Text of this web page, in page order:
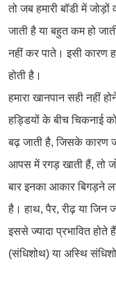
तो जब हमारी बॉडी में
जाती है या बहुत कम हो
नहीं कर पाते। इसी कारण
होती है।
हमारा खानपान सही नहीं
हड्डियों के बीच चिकनाई
बढ़ जाती है, जिसके कारण
आपस में रगड़ खाती हैं, तो
बार इनका आकार बिगड़ने
है। हाथ, पैर, रीढ़ या जिन
इससे ज्यादा प्रभावित
(संधिशोथ) या अस्थि